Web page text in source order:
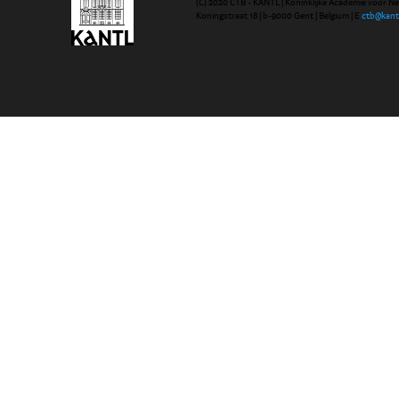
(C) 2020 CTB - KANTL | Koninklijke Academie voor
Koningstraat 18 | b-9000 Gent | Belgium | E